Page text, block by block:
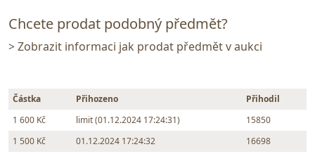
Chcete prodat podobný předmět?
> Zobrazit informaci jak prodat předmět v aukci
Částka Přihozeno
Přihodil
1 600 Kč
limit (01.12.2024 17:24:31)
15850
1 500 Kč
01.12.2024 17:24:32 16698